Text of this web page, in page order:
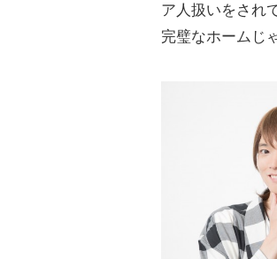
ア人扱いをされ
完璧なホームじ